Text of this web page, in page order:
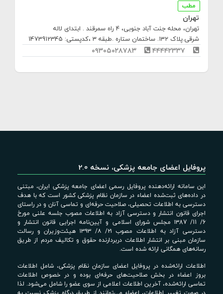
مطب
تهران
تهران، محله جنت‌ آباد جنوبی، ۴ راه سمرقند . ابتدای لاله
شرقی.پلاک ۱۳۲. ساختمان ستاره .طبقه ۳
،کدپستی: 1473912345
۴۴۴۴۲۳۳۷ ۰۹۳۰۵۰۲۸۷۸۳
پروفایل اعضای جامعه پزشکی، نسخه 2.0
این سامانه ارائه‌دهنده پروفایل رسمی اعضای جامعه پزشکی ایران، مبتنی
در داده‌های ثبت‌شده اعضاء در سازمان نظام پزشکی کشور است که با هدف
دسترسی به اطلاعات تحصیلی، صلاحیت حرفه‌ای و تماسی آنان و در راستای
اجرای قانون انتشار و دسترسی آزاد به اطلاعات مصوب جلسه علنی مورخ
6/ 11/ ۱۳87 مجلس شورای اسلامی و آیین‌نامه اجرایی قانون انتشار و
دسترسی آزاد به اطلاعات مصوب ۲۱/ ۸/ ۱۳۹۳ هیئت‌وزیران و رسالت
سازمان مبنی بر انتشار اطلاعات دربردارنده حقوق و تکالیف مردم از طریق
رسانه‌های همگانی ارائه شده است.
اطلاعات ارائه‌شده در پروفایل اعضای سازمان نظام پزشکی، شامل اطلاعات
بروز اعضاء در بخش صلاحیت‌های حرفه‌ای بوده و در خصوص اطلاعات
تماسی ارائه‌شده، آخرین اطلاعات اعلامی از سوی عضو را شامل می‌شود. لذا